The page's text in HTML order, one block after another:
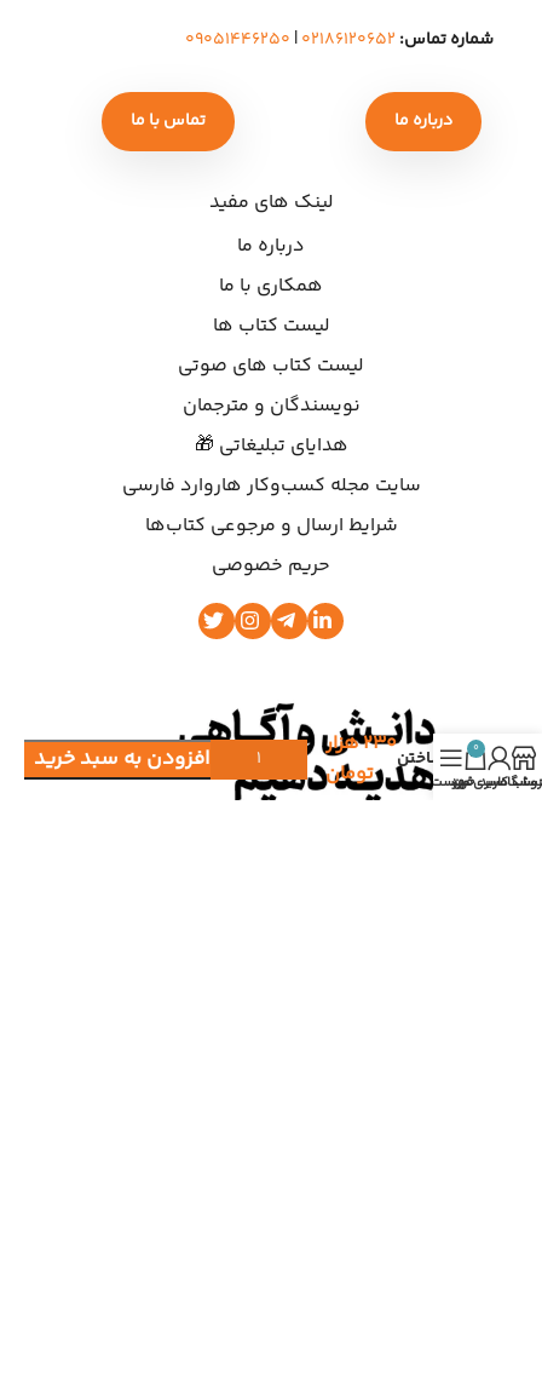
شماره تماس: ۰۲۱۸۶۱۲۰۶۵۲| ۰۹۰۵۱۴۴۶۲۵۰
درباره ما تماس با ما
لینک های مفید
درباره ما
همکاری با ما
لیست کتاب ها
لیست کتاب های صوتی
نویسندگان و مترجمان
هدایای تبلیغاتی 🎁
سایت مجله کسب‌وکار هاروارد فارسی
شرایط ارسال و مرجوعی کتاب‌ها
حریم خصوصی
ساختن۲۳۰هزار
تومان
افزودن به سبد خرید
کاربری من
0
سبد خریدفهرست